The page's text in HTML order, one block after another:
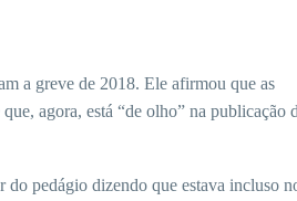
a greve de 2018. Ele afirmou que as
agora, está “de olho” na publicação
pedágio dizendo que estava incluso